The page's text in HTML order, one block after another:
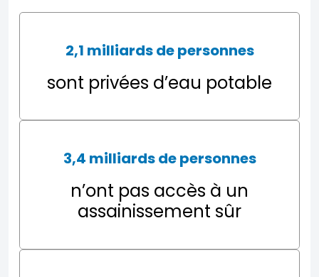
2,1 milliards de personnes
sont privées d’eau potable
3,4 milliards de personnes
n’ont pas accès à un
assainissement sûr